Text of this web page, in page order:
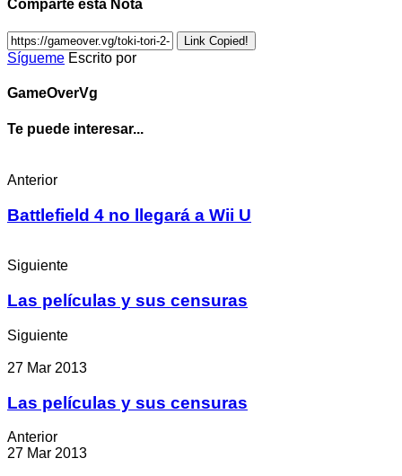
Comparte esta Nota
Link Copied!
Sígueme Escrito por
GameOverVg
Te puede interesar...
Anterior
Battlefield 4 no llegará a Wii U
Siguiente
Las películas y sus censuras
Siguiente
27 Mar 2013
Las películas y sus censuras
Anterior
27 Mar 2013